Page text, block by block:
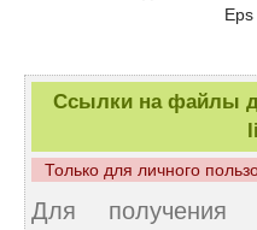
Ссылки на файлы
Только для личного
Для получения